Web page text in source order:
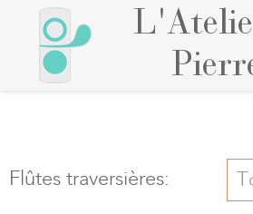
Flûtes traversières: